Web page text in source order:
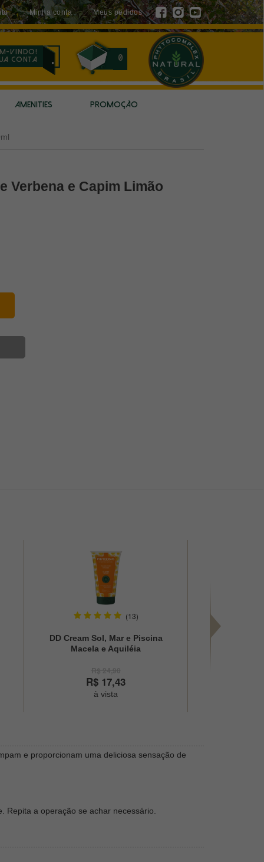
Minha conta Meus pedidos
vindo!
conta
0
AMENITIES PROMOÇÃO
Verbena e Capim Limão
(13)
DD Cream Sol, Mar e Piscina
Macela e Aquiléia
R$ 17,43
à vista
e proporcionam uma deliciosa sensação de
a operação se achar necessário.